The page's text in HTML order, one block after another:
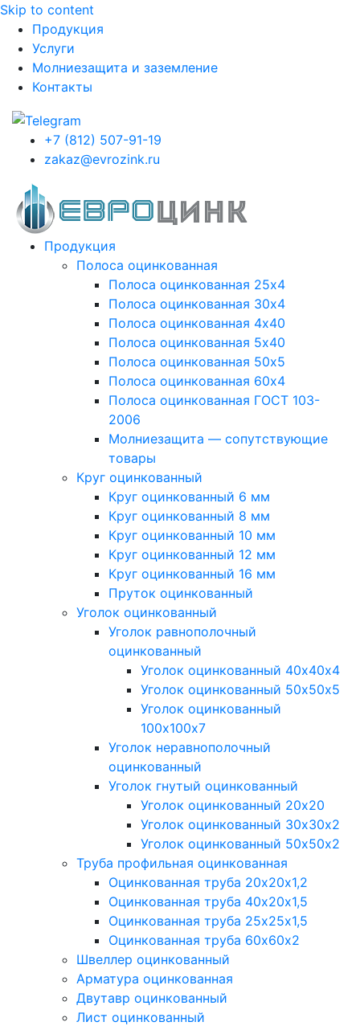
Skip to content
Продукция
Услуги
Молниезащита и заземление
Контакты
+7 (812) 507-91-19
zakaz@evrozink.ru
Продукция
Полоса оцинкованная
Полоса оцинкованная 25х4
Полоса оцинкованная 30х4
Полоса оцинкованная 4х40
Полоса оцинкованная 5х40
Полоса оцинкованная 50х5
Полоса оцинкованная 60х4
Полоса оцинкованная ГОСТ 103-
2006
Молниезащита — сопутствующие
товары
Круг оцинкованный
Круг оцинкованный 6 мм
Круг оцинкованный 8 мм
Круг оцинкованный 10 мм
Круг оцинкованный 12 мм
Круг оцинкованный 16 мм
Пруток оцинкованный
Уголок оцинкованный
Уголок равнополочный
оцинкованный
Уголок оцинкованный 40х40х4
Уголок оцинкованный 50х50х5
Уголок оцинкованный
100х100х7
Уголок неравнополочный
оцинкованный
Уголок гнутый оцинкованный
Уголок оцинкованный 20х20
Уголок оцинкованный 30х30х2
Уголок оцинкованный 50х50х2
Труба профильная оцинкованная
Оцинкованная труба 20х20х1,2
Оцинкованная труба 40х20х1,5
Оцинкованная труба 25х25х1,5
Оцинкованная труба 60х60х2
Швеллер оцинкованный
Арматура оцинкованная
Двутавр оцинкованный
Лист оцинкованный